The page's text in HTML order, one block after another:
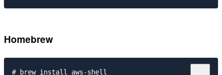
Homebrew
# brew install aws-shell